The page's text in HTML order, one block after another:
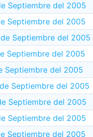
Septiembre del 2005
Septiembre del 2005
Septiembre del 2005
Septiembre del 2005
Septiembre del 2005
Septiembre del 2005
Septiembre del 2005
Septiembre del 2005
Septiembre del 2005